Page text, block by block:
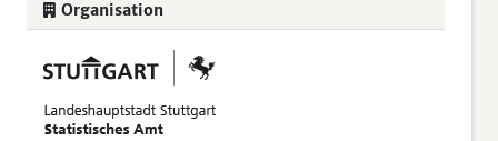
Organisation